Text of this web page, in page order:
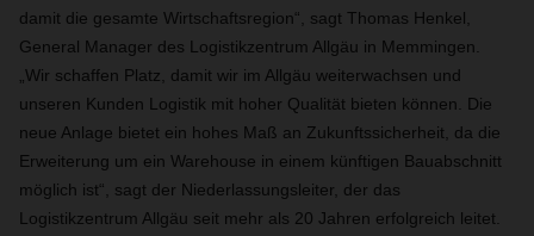
damit die gesamte Wirtschaftsregion“, sagt Thomas Henkel,
General Manager des Logistikzentrum Allgäu in Memmingen.
„Wir schaffen Platz, damit wir im Allgäu weiterwachsen und
unseren Kunden Logistik mit hoher Qualität bieten können. Die
neue Anlage bietet ein hohes Maß an Zukunftssicherheit, da die
Erweiterung um ein Warehouse in einem künftigen Bauabschnitt
möglich ist“, sagt der Niederlassungsleiter, der das
Logistikzentrum Allgäu seit mehr als 20 Jahren erfolgreich leitet.